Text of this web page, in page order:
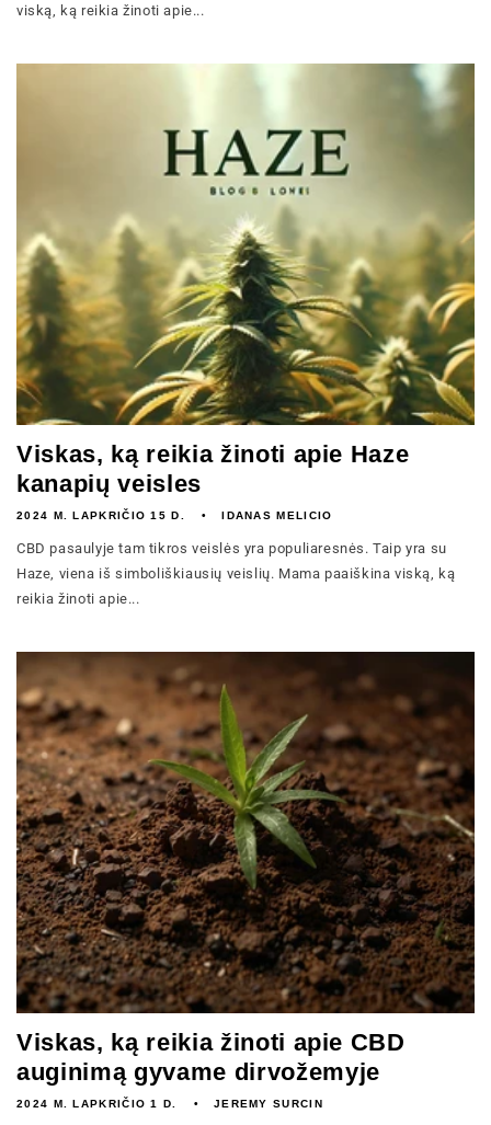
viską, ką reikia žinoti apie...
Viskas, ką reikia žinoti apie Haze
kanapių veisles
2024 M. LAPKRIČIO 15 D. IDANAS MELICIO
CBD pasaulyje tam tikros veislės yra populiaresnės. Taip yra su
Haze, viena iš simboliškiausių veislių. Mama paaiškina viską, ką
reikia žinoti apie...
Viskas, ką reikia žinoti apie CBD
auginimą gyvame dirvožemyje
2024 M. LAPKRIČIO 1 D. JEREMY SURCIN